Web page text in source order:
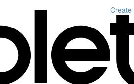
Create